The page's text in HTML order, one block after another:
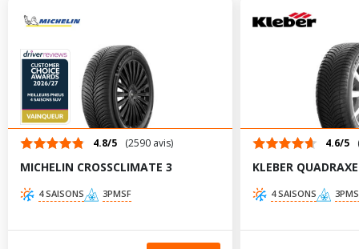
4.8/5 (2590 avis)
MICHELIN CROSSCLIMATE 3
4 SAISONS 3PMSF
4.6/5
KLEBER
4 SAISONS